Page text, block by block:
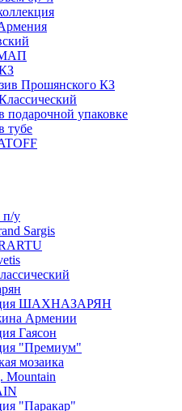
МАП
Прошянского КЗ
подарочной упаковке
тубе
п/у
Sargis
ШАХНАЗАРЯН
Армении
Гаясон
"Премиум"
мозаика
Mountain
"Паракар"